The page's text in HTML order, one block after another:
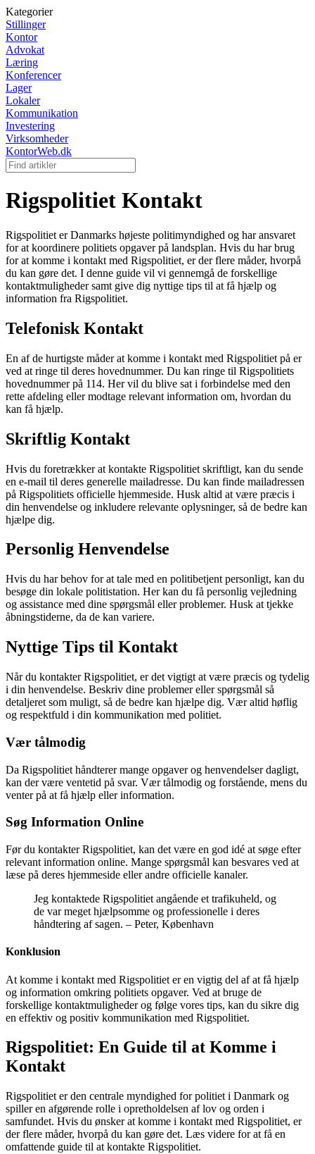
Kategorier
Stillinger
Kontor
Advokat
Læring
Konferencer
Lager
Lokaler
Kommunikation
Investering
Virksomheder
KontorWeb.dk
Rigspolitiet Kontakt
Rigspolitiet er Danmarks højeste politimyndighed og har ansvaret
for at koordinere politiets opgaver på landsplan. Hvis du har brug
for at komme i kontakt med Rigspolitiet, er der flere måder, hvorpå
du kan gøre det. I denne guide vil vi gennemgå de forskellige
kontaktmuligheder samt give dig nyttige tips til at få hjælp og
information fra Rigspolitiet.
Telefonisk Kontakt
En af de hurtigste måder at komme i kontakt med Rigspolitiet på er
ved at ringe til deres hovednummer. Du kan ringe til Rigspolitiets
hovednummer på 114. Her vil du blive sat i forbindelse med den
rette afdeling eller modtage relevant information om, hvordan du
kan få hjælp.
Skriftlig Kontakt
Hvis du foretrækker at kontakte Rigspolitiet skriftligt, kan du sende
en e-mail til deres generelle mailadresse. Du kan finde mailadressen
på Rigspolitiets officielle hjemmeside. Husk altid at være præcis i
din henvendelse og inkludere relevante oplysninger, så de bedre kan
hjælpe dig.
Personlig Henvendelse
Hvis du har behov for at tale med en politibetjent personligt, kan du
besøge din lokale politistation. Her kan du få personlig vejledning
og assistance med dine spørgsmål eller problemer. Husk at tjekke
åbningstiderne, da de kan variere.
Nyttige Tips til Kontakt
Når du kontakter Rigspolitiet, er det vigtigt at være præcis og tydelig
i din henvendelse. Beskriv dine problemer eller spørgsmål så
detaljeret som muligt, så de bedre kan hjælpe dig. Vær altid høflig
og respektfuld i din kommunikation med politiet.
Vær tålmodig
Da Rigspolitiet håndterer mange opgaver og henvendelser dagligt,
kan der være ventetid på svar. Vær tålmodig og forstående, mens du
venter på at få hjælp eller information.
Søg Information Online
Før du kontakter Rigspolitiet, kan det være en god idé at søge efter
relevant information online. Mange spørgsmål kan besvares ved at
læse på deres hjemmeside eller andre officielle kanaler.
Jeg kontaktede Rigspolitiet angående et trafikuheld, og
de var meget hjælpsomme og professionelle i deres
håndtering af sagen. – Peter, København
Konklusion
At komme i kontakt med Rigspolitiet er en vigtig del af at få hjælp
og information omkring politiets opgaver. Ved at bruge de
forskellige kontaktmuligheder og følge vores tips, kan du sikre dig
en effektiv og positiv kommunikation med Rigspolitiet.
Rigspolitiet: En Guide til at Komme i
Kontakt
Rigspolitiet er den centrale myndighed for politiet i Danmark og
spiller en afgørende rolle i opretholdelsen af lov og orden i
samfundet. Hvis du ønsker at komme i kontakt med Rigspolitiet, er
der flere måder, hvorpå du kan gøre det. Læs videre for at få en
omfattende guide til at kontakte Rigspolitiet.